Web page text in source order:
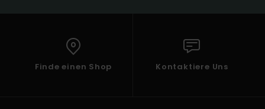
Finde einen Shop Kontaktiere Uns